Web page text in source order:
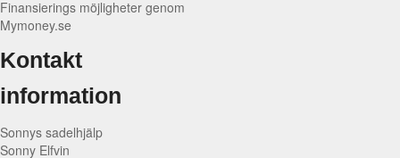
Finansierings möjligheter genom
Mymoney.se
Kontakt
information
Sonnys sadelhjälp
Sonny Elfvin